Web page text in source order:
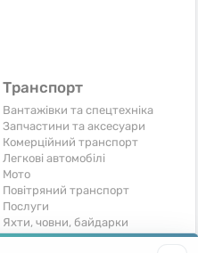
Транспорт
Вантажівки та спецтехніка
Запчастини та аксесуари
Комерційний транспорт
Легкові автомобілі
Мото
Повітряний транспорт
Послуги
Яхти, човни, байдарки
Інші транспортні засоби